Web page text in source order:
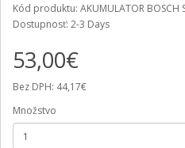
Kód produktu: AKUMULATOR BOSCH
Dostupnosť: 2-3 Days
53,00€
Bez DPH: 44,17€
Množstvo